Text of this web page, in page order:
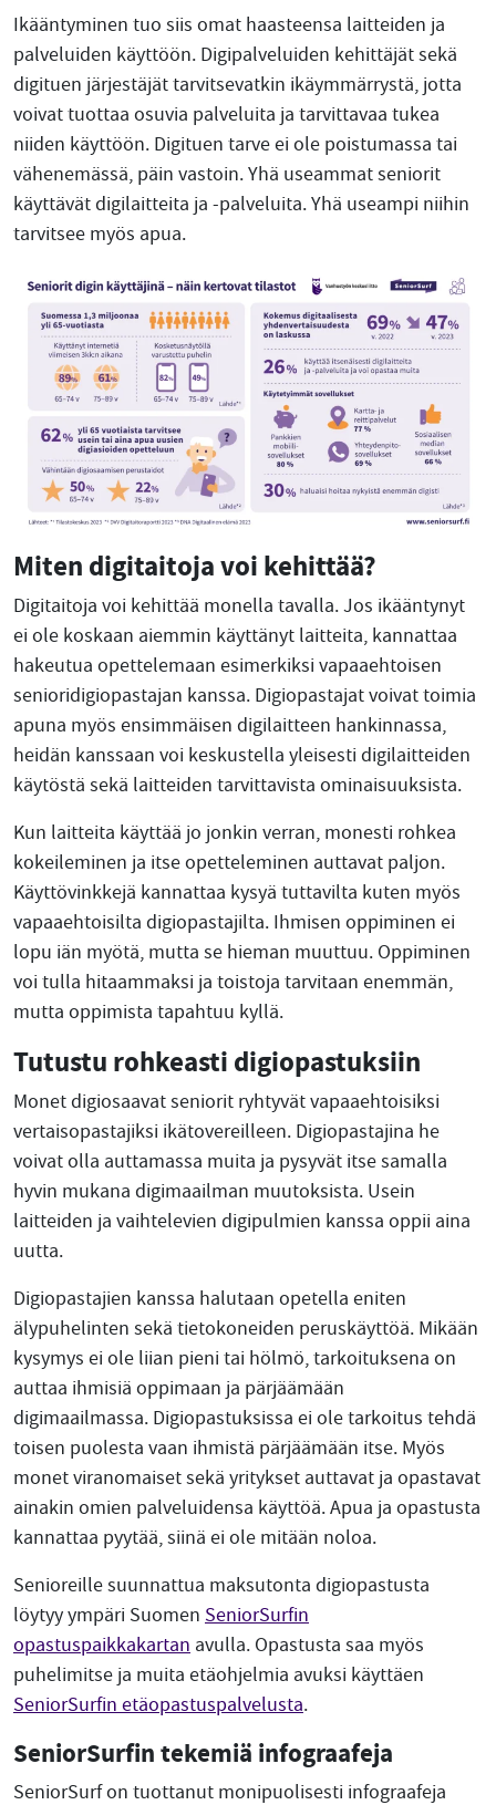
Ikääntyminen tuo siis omat haasteensa laitteiden ja
palveluiden käyttöön. Digipalveluiden kehittäjät sekä
digituen järjestäjät tarvitsevatkin ikäymmärrystä, jotta
voivat tuottaa osuvia palveluita ja tarvittavaa tukea
niiden käyttöön. Digituen tarve ei ole poistumassa tai
vähenemässä, päin vastoin. Yhä useammat seniorit
käyttävät digilaitteita ja -palveluita. Yhä useampi niihin
tarvitsee myös apua.
Miten digitaitoja voi kehittää?
Digitaitoja voi kehittää monella tavalla. Jos ikääntynyt
ei ole koskaan aiemmin käyttänyt laitteita, kannattaa
hakeutua opettelemaan esimerkiksi vapaaehtoisen
senioridigiopastajan kanssa. Digiopastajat voivat toimia
apuna myös ensimmäisen digilaitteen hankinnassa,
heidän kanssaan voi keskustella yleisesti digilaitteiden
käytöstä sekä laitteiden tarvittavista ominaisuuksista.
Kun laitteita käyttää jo jonkin verran, monesti rohkea
kokeileminen ja itse opetteleminen auttavat paljon.
Käyttövinkkejä kannattaa kysyä tuttavilta kuten myös
vapaaehtoisilta digiopastajilta. Ihmisen oppiminen ei
lopu iän myötä, mutta se hieman muuttuu. Oppiminen
voi tulla hitaammaksi ja toistoja tarvitaan enemmän,
mutta oppimista tapahtuu kyllä.
Tutustu rohkeasti digiopastuksiin
Monet digiosaavat seniorit ryhtyvät vapaaehtoisiksi
vertaisopastajiksi ikätovereilleen. Digiopastajina he
voivat olla auttamassa muita ja pysyvät itse samalla
hyvin mukana digimaailman muutoksista. Usein
laitteiden ja vaihtelevien digipulmien kanssa oppii aina
uutta.
Digiopastajien kanssa halutaan opetella eniten
älypuhelinten sekä tietokoneiden peruskäyttöä. Mikään
kysymys ei ole liian pieni tai hölmö, tarkoituksena on
auttaa ihmisiä oppimaan ja pärjäämään
digimaailmassa. Digiopastuksissa ei ole tarkoitus tehdä
toisen puolesta vaan ihmistä pärjäämään itse. Myös
monet viranomaiset sekä yritykset auttavat ja opastavat
ainakin omien palveluidensa käyttöä. Apua ja opastusta
kannattaa pyytää, siinä ei ole mitään noloa.
Senioreille suunnattua maksutonta digiopastusta
löytyy ympäri Suomen SeniorSurfin
opastuspaikkakartan avulla. Opastusta saa myös
puhelimitse ja muita etäohjelmia avuksi käyttäen
SeniorSurfin etäopastuspalvelusta.
SeniorSurfin tekemiä infograafeja
SeniorSurf on tuottanut monipuolisesti infograafeja